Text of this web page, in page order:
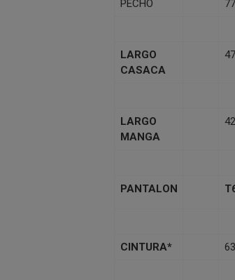
PECHO 77
LARGO
CASACA
47
LARGO
MANGA
42
PANTALON
CINTURA* 63